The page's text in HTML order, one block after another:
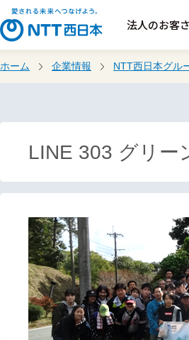
法人のお客
ホーム 企業情報 NTT西日本グル
LINE 303 グリー